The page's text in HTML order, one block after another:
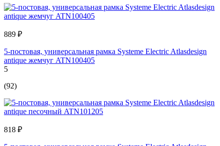
889 ₽
5-постовая, универсальная рамка Systeme Electric Atlasdesign
antique жемчуг ATN100405
5
(92)
818 ₽